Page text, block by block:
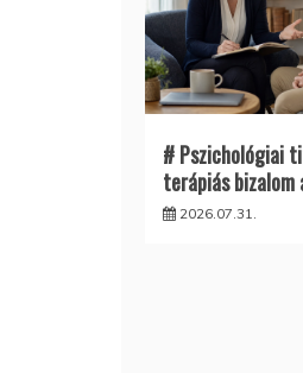
# Pszichológiai
terápiás bizalom
2026.07.31.